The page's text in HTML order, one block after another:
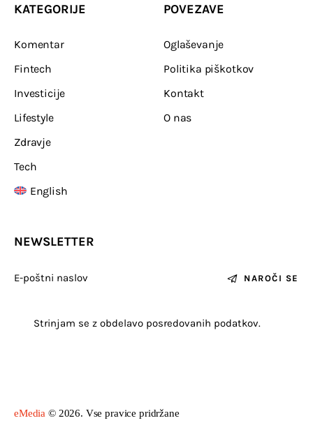
KATEGORIJE
Komentar
Fintech
Investicije
Lifestyle
Zdravje
Tech
English
POVEZAVE
Oglaševanje
Politika piškotkov
Kontakt
O nas
NEWSLETTER
NAROČI SE
Strinjam se z obdelavo posredovanih podatkov.
eMedia © 2026. Vse pravice pridržane